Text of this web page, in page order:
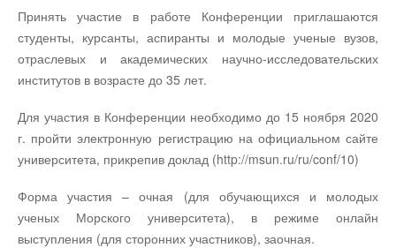
Принять участие в работе Конференции приглашаются
студенты, курсанты, аспиранты и молодые ученые вузов,
отраслевых и академических научно-исследовательских
институтов в возрасте до 35 лет.
Для участия в Конференции необходимо до 15 ноября 2020
г. пройти электронную регистрацию на официальном сайте
университета, прикрепив доклад (http://msun.ru/ru/conf/10)
Форма участия – очная (для обучающихся и молодых
ученых Морского университета), в режиме онлайн
выступления (для сторонних участников), заочная.